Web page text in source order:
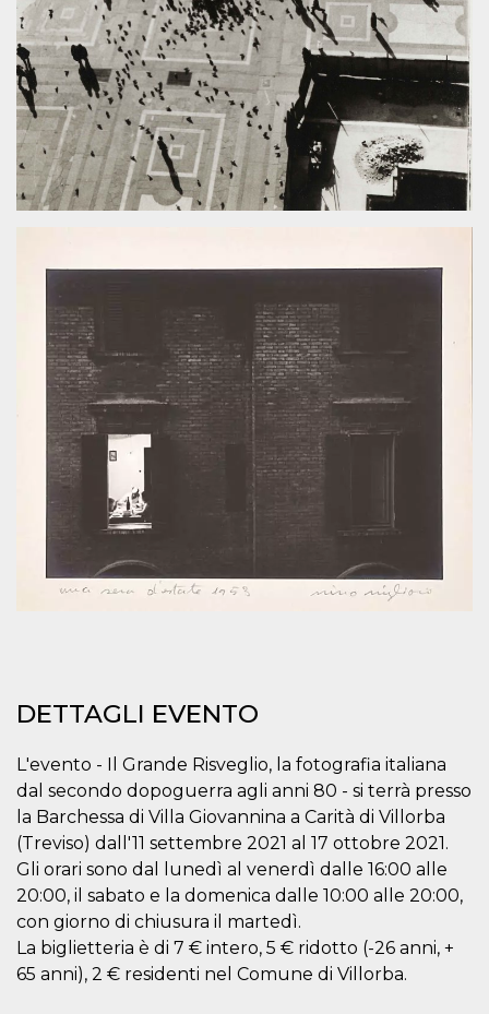
DETTAGLI EVENTO
L'evento - Il Grande Risveglio, la fotografia italiana
dal secondo dopoguerra agli anni 80 - si terrà presso
la Barchessa di Villa Giovannina a Carità di Villorba
(Treviso) dall'11 settembre 2021 al 17 ottobre 2021.
Gli orari sono dal lunedì al venerdì dalle 16:00 alle
20:00, il sabato e la domenica dalle 10:00 alle 20:00,
con giorno di chiusura il martedì.
La biglietteria è di 7 € intero, 5 € ridotto (-26 anni, +
65 anni), 2 € residenti nel Comune di Villorba.
m
Stripe
m.stripe.com
1 anno 1
mese
Questo cookie
viene
generalmente
utilizzato per le
prestazioni e
l'ottimizzazione
dei servizi di
elaborazione
dei pagamenti,
facilitando la
memorizzazione
dei contenuti
sul browser per
2 giorni
Script.com per
cookie dei
necessario che il
funzioni
correttamente.
Storage declaration
storage
storage
Nome
Provider /
Dominio
Scadenza Descrizione
c_user
Meta
4